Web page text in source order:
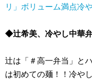
リ」ボリューム満点冷
◆辻希美、冷やし中華
辻は「＃高一弁当」と
は初めての麺！！冷や